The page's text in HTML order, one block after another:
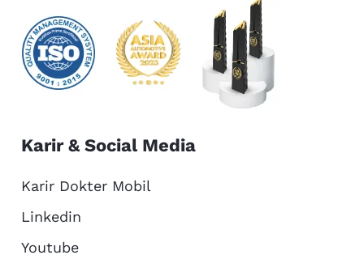
Karir & Social Media
Karir Dokter Mobil
Linkedin
Youtube